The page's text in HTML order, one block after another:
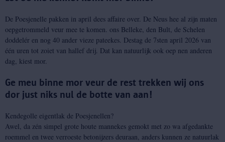
De Poesjenelle pakken in april dees affaire over. De Neus hee al zijn maten
oepgetrommeld veur mee te komen. ons Belleke, den Bult, de Schelen
doddelér en nog 40 ander vieze pateekes. Destag de 7sten april 2026 van
één uren tot zoiet van hallef drij. Dat kan natuurlijk ook oep nen anderen
dag, kiest mor.
Ge meu binne mor veur de rest trekken wij ons
dor just niks nul de botte van aan!
Kendegolle eigentlak de Poesjenellen?
Awel, da zén simpel grote houte mannekes gemokt met zo wa afgedankte
roemmel en twee verroeste betonijzers deuraan, anders kunnen ze natuurlak